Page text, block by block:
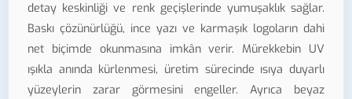
detay keskinliği ve renk geçişlerinde yumuşaklık sağlar.
Baskı çözünürlüğü, ince yazı ve karmaşık logoların dahi
net biçimde okunmasına imkân verir. Mürekkebin UV
ışıkla anında kürlenmesi, üretim sürecinde ısıya duyarlı
yüzeylerin zarar görmesini engeller. Ayrıca beyaz